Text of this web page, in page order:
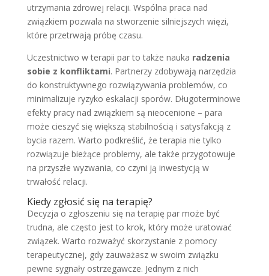
utrzymania zdrowej relacji. Wspólna praca nad
związkiem pozwala na stworzenie silniejszych więzi,
które przetrwają próbę czasu.
Uczestnictwo w terapii par to także nauka radzenia
sobie z konfliktami. Partnerzy zdobywają narzędzia
do konstruktywnego rozwiązywania problemów, co
minimalizuje ryzyko eskalacji sporów. Długoterminowe
efekty pracy nad związkiem są nieocenione – para
może cieszyć się większą stabilnością i satysfakcją z
bycia razem. Warto podkreślić, że terapia nie tylko
rozwiązuje bieżące problemy, ale także przygotowuje
na przyszłe wyzwania, co czyni ją inwestycją w
trwałość relacji.
Kiedy zgłosić się na terapię?
Decyzja o zgłoszeniu się na terapię par może być
trudna, ale często jest to krok, który może uratować
związek. Warto rozważyć skorzystanie z pomocy
terapeutycznej, gdy zauważasz w swoim związku
pewne sygnały ostrzegawcze. Jednym z nich